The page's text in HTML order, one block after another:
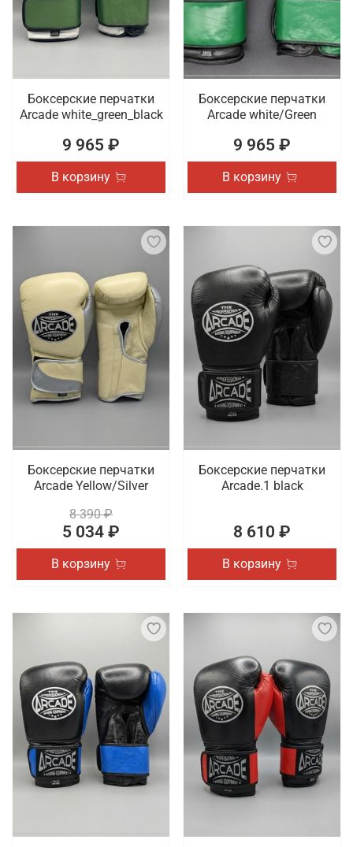
Боксерские перчатки
Arcade white_green_black
9 965 ₽
В корзину
Боксерские перчатки
Arcade white/Green
9 965 ₽
В корзину
Боксерские перчатки
Arcade Yellow/Silver
8 390 ₽
5 034 ₽
В корзину
Боксерские перчатки
Arcade.1 black
8 610 ₽
В корзину